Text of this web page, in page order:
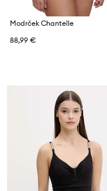
Modrček Chantelle
88,99 €